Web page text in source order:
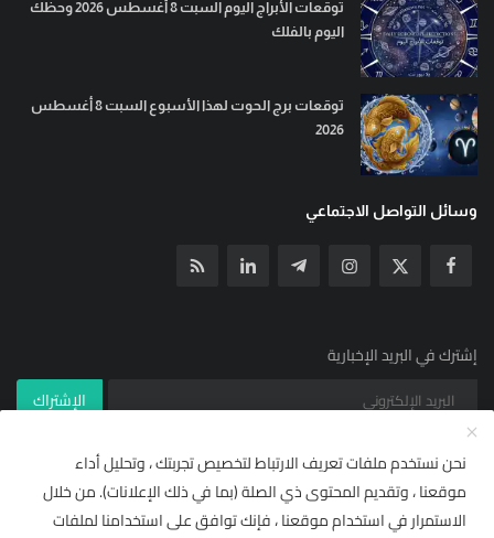
توقعات الأبراج اليوم السبت 8 أغسطس 2026 وحظك
اليوم بالفلك
توقعات برج الحوت لهذا الأسبوع السبت 8 أغسطس
2026
وسائل التواصل الاجتماعي
إشترك في البريد الإخبارية
الإشتراك
© جميع الحقوق محفوظة ل YallaNews net 2021
نحن نستخدم ملفات تعريف الارتباط لتخصيص تجربتك ، وتحليل أداء
موقعنا ، وتقديم المحتوى ذي الصلة (بما في ذلك الإعلانات). من خلال
الاستمرار في استخدام موقعنا ، فإنك توافق على استخدامنا لملفات
🌟 أضف "يلا نيوز نت" إلى مصادرك ×